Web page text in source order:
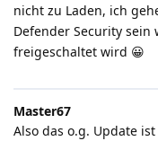
nicht zu Laden, ich
Defender Security sein
freigeschaltet wird 😀
Master67
Also das o.g. Update